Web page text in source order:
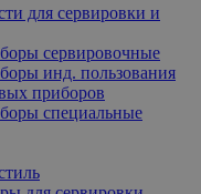
для сервировки и
сервировочные
инд. пользования
приборов
специальные